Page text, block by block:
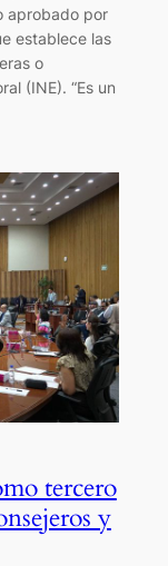
aprobado por
establece las
o
(INE). “Es un
tercero
y